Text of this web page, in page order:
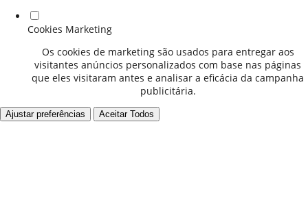
Cookies Marketing
Os cookies de marketing são usados para entregar aos
visitantes anúncios personalizados com base nas páginas
que eles visitaram antes e analisar a eficácia da campanha
publicitária.
Ajustar preferências Aceitar Todos